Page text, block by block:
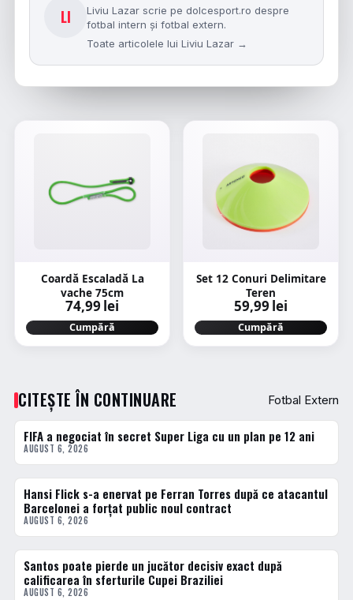
LI
Liviu Lazar scrie pe dolcesport.ro despre
fotbal intern și fotbal extern.
Toate articolele lui Liviu Lazar →
Coardă Escaladă La
vache 75cm
74,99 lei
Cumpără
Set 12 Conuri Delimitare
Teren
59,99 lei
Cumpără
CITEȘTE ÎN CONTINUARE Fotbal Extern
FOTBAL EXTERN
FIFA a negociat în secret Super Liga cu un plan pe 12 ani
AUGUST 6, 2026
FOTBAL EXTERN
Hansi Flick s-a enervat pe Ferran Torres după ce atacantul
Barcelonei a forțat public noul contract
AUGUST 6, 2026
FOTBAL EXTERN
Santos poate pierde un jucător decisiv exact după
calificarea în sferturile Cupei Braziliei
AUGUST 6, 2026